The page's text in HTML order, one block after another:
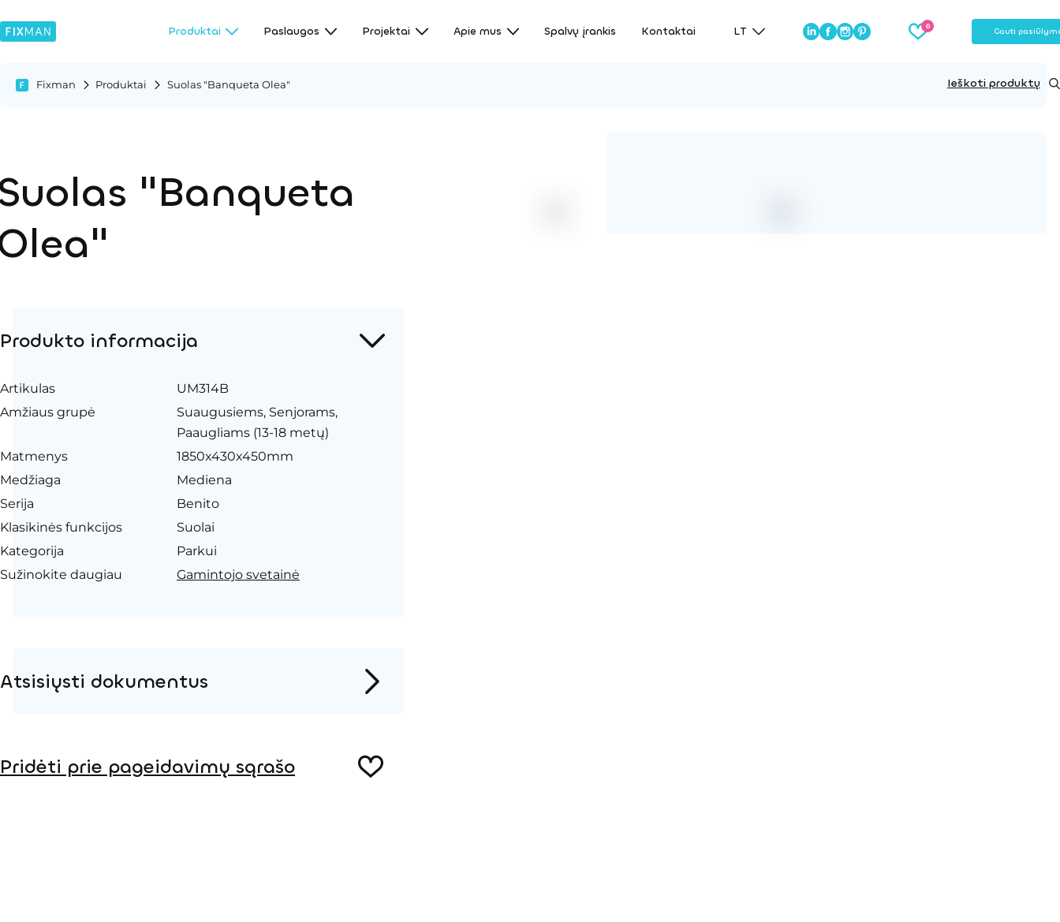
Produktai Paslaugos Projektai Apie mus Spalvų įrankis Kontaktai LT Gauti
Fixman Produktai Suolas "Banqueta Olea" Ieškoti produktų
"Banqueta
Produkto informacija
Artikulas
UM314B
Amžiaus grupė
Suaugusiems, Senjorams,
Paaugliams (13-18 metų)
Matmenys
1850x430x450mm
Medžiaga
Mediena
Serija
Benito
Klasikinės funkcijos
Suolai
Kategorija
Parkui
Sužinokite daugiau
Gamintojo svetainė
Atsisiųsti dokumentus
Pridėti prie pageidavimų sąrašo